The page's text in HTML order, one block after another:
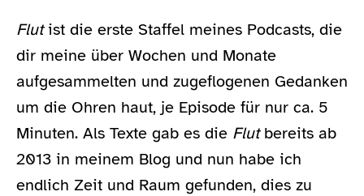
Flutist die erste Staffel meines Podcasts, die
dir meine über Wochen und Monate
aufgesammelten und zugeflogenen Gedanken
um die Ohren haut, je Episode für nur ca. 5
Minuten. Als Texte gab es die Flutbereits ab
2013 in meinem Blog und nun habe ich
endlich Zeit und Raum gefunden, dies zu